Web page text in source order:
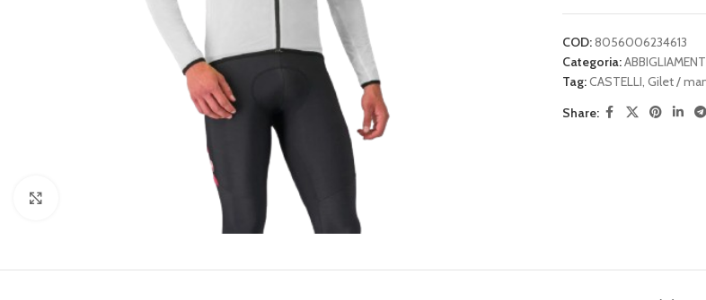
COD:8056006234613
Categoria:
Tag:CASTELLI, Gilet /
Share: